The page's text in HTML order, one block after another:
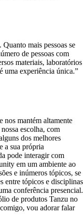
mais pessoas se
de pessoas com
materiais, laboratórios
uma experiência única.”
nos mantém altamente
escolha, com
dos melhores
a sua própria
pode interagir com
em um ambiente ao
e inúmeros tópicos, se
entre tópicos e disciplinas
conferência presencial.
de produtos Tanzu no
vou adorar falar